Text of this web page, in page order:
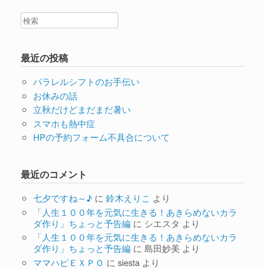
最近の投稿
パラレルシフトのお手伝い
お休みの話
立秋だけどまだまだ暑い
スマホも熱中症
HPの予約フォーム不具合について
最近のコメント
七夕ですね～♪に 鈴木えりこ より
「人生１００年を元気に生きる！あきらめないカラ
ダ作り」ちょっと予告編に シエスタ より
「人生１００年を元気に生きる！あきらめないカラ
ダ作り」ちょっと予告編に 島田妙美 より
ママハピＥＸＰＯ に siestaより